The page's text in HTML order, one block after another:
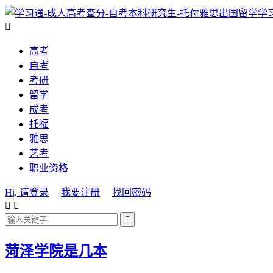
学

高考
自考
考研
留学
成考
托福
雅思
艺考
职业资格
Hi, 请登录 我要注册
找回密码
 

菏泽学院是几本